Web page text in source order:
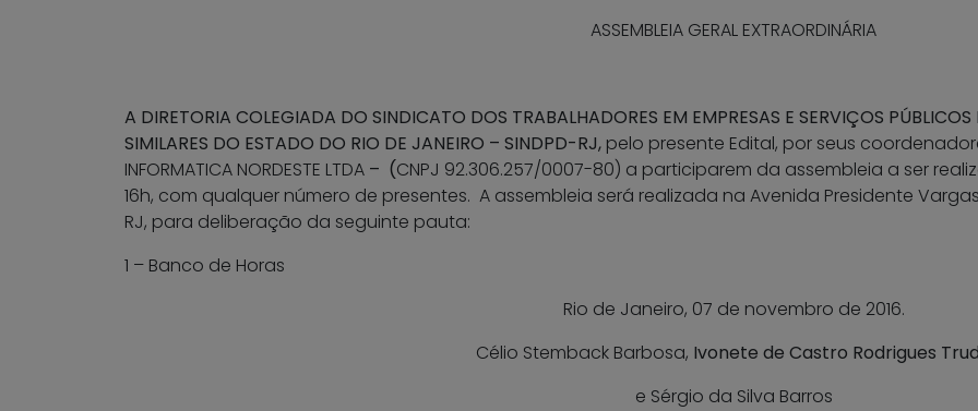
ASSEMBLEIA GERAL EXTRAORDINÁRIA
A DIRETORIA COLEGIADA DO SINDICATO DOS TRABALHADORES EM EMPRESAS E SERVIÇOS
SIMILARES DO ESTADO DO RIO DE JANEIRO – SINDPD-RJ, pelo presente Edital, por seus
INFORMATICA NORDESTE LTDA – (CNPJ 92.306.257/0007-80) a participarem da assembleia a ser
16h, com qualquer número de presentes. A assembleia será realizada na Avenida Presidente
RJ, para deliberação da seguinte pauta:
1 – Banco de Horas
Rio de Janeiro, 07 de novembro de 2016.
Célio Stemback Barbosa, Ivonete de Castro Rodrigues
e Sérgio da Silva Barros